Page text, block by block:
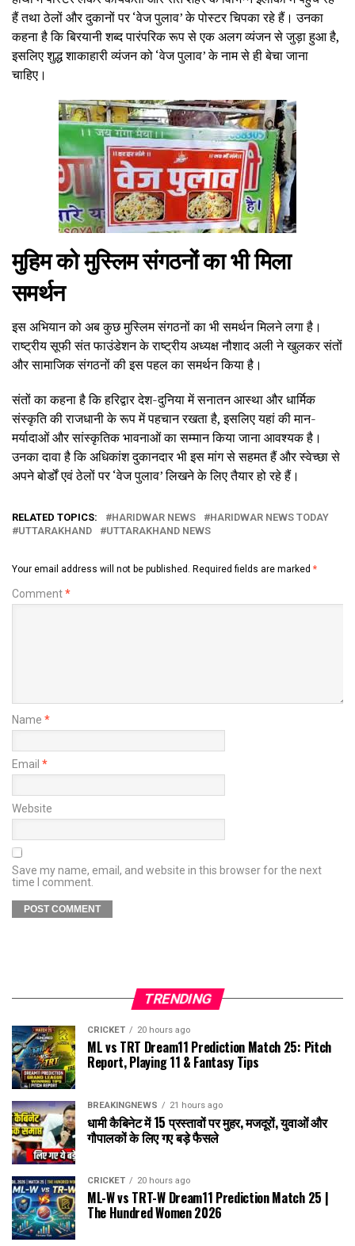
हैं तथा ठेलों और दुकानों पर ‘वेज पुलाव’ के पोस्टर चिपका रहे हैं। उनका
कहना है कि बिरयानी शब्द पारंपरिक रूप से एक अलग व्यंजन से जुड़ा हुआ है,
इसलिए शुद्ध शाकाहारी व्यंजन को ‘वेज पुलाव’ के नाम से ही बेचा जाना
चाहिए।
मुहिम को मुस्लिम संगठनों का भी मिला
समर्थन
इस अभियान को अब कुछ मुस्लिम संगठनों का भी समर्थन मिलने लगा है।
राष्ट्रीय सूफी संत फाउंडेशन के राष्ट्रीय अध्यक्ष नौशाद अली ने खुलकर संतों
और सामाजिक संगठनों की इस पहल का समर्थन किया है।
संतों का कहना है कि हरिद्वार देश-दुनिया में सनातन आस्था और धार्मिक
संस्कृति की राजधानी के रूप में पहचान रखता है, इसलिए यहां की मान-
मर्यादाओं और सांस्कृतिक भावनाओं का सम्मान किया जाना आवश्यक है।
उनका दावा है कि अधिकांश दुकानदार भी इस मांग से सहमत हैं और स्वेच्छा से
अपने बोर्डों एवं ठेलों पर ‘वेज पुलाव’ लिखने के लिए तैयार हो रहे हैं।
RELATED TOPICS: HARIDWAR NEWS
HARIDWAR NEWS TODAY
UTTARAKHAND
UTTARAKHAND NEWS
Your email address will not be published. Required fields are marked *
Comment*
Name *
Email *
Website
Save my name, email, and website in this browser for the next
time I comment.
TRENDING
CRICKET 20 hours ago
ML vs TRT Dream11 Prediction Match 25: Pitch
Report, Playing 11 & Fantasy Tips
BREAKINGNEWS 21 hours ago
धामी कैबिनेट में 15 प्रस्तावों पर मुहर, मजदूरों, युवाओं और
गौपालकों के लिए गए बड़े फैसले
CRICKET 20 hours ago
ML-W vs TRT-W Dream11 Prediction Match 25 |
The Hundred Women 2026